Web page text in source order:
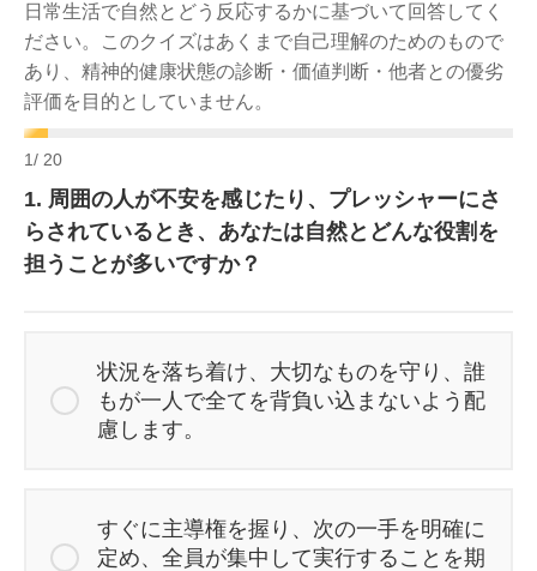
日常生活で自然とどう反応するかに基づいて回答してく
ださい。このクイズはあくまで自己理解のためのもので
あり、精神的健康状態の診断・価値判断・他者との優劣
評価を目的としていません。
1/ 20
1. 周囲の人が不安を感じたり、プレッシャーにさ
らされているとき、あなたは自然とどんな役割を
担うことが多いですか？
状況を落ち着け、大切なものを守り、誰
もが一人で全てを背負い込まないよう配
慮します。
すぐに主導権を握り、次の一手を明確に
定め、全員が集中して実行することを期